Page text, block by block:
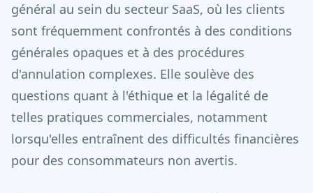
général au sein du secteur SaaS, où les clients
sont fréquemment confrontés à des conditions
générales opaques et à des procédures
d'annulation complexes. Elle soulève des
questions quant à l'éthique et la légalité de
telles pratiques commerciales, notamment
lorsqu'elles entraînent des difficultés financières
pour des consommateurs non avertis.